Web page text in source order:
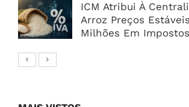
ICM Atribui À
Arroz Preços
Milhões Em Impostos